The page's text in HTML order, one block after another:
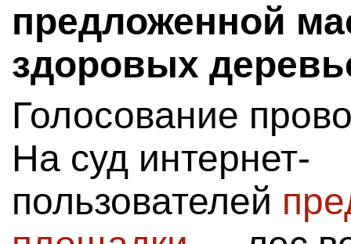
предложенной
здоровых
Голосование
На суд интернет-
пользователей